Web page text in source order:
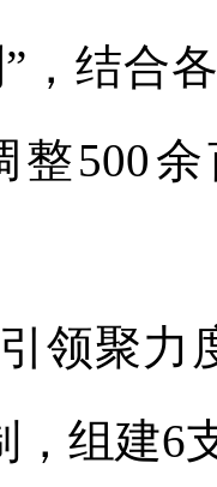
，结合
整500
领聚力
，组建6